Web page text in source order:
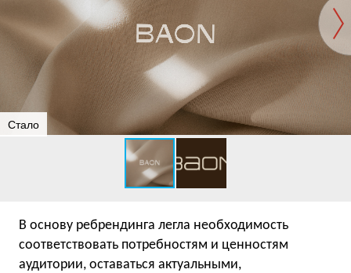
Стало
В основу ребрендинга легла необходимость
соответствовать потребностям и ценностям
аудитории, оставаться актуальными,